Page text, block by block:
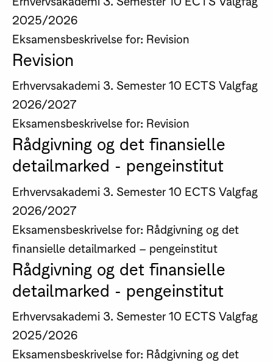
2025/2026
Eksamensbeskrivelse for: Revision
Revision
Erhvervsakademi 3. Semester 10 ECTS Valgfag
2026/2027
Eksamensbeskrivelse for: Revision
Rådgivning og det finansielle
detailmarked - pengeinstitut
Erhvervsakademi 3. Semester 10 ECTS Valgfag
2026/2027
Eksamensbeskrivelse for: Rådgivning og det
finansielle detailmarked – pengeinstitut
Rådgivning og det finansielle
detailmarked - pengeinstitut
Erhvervsakademi 3. Semester 10 ECTS Valgfag
2025/2026
Eksamensbeskrivelse for: Rådgivning og det